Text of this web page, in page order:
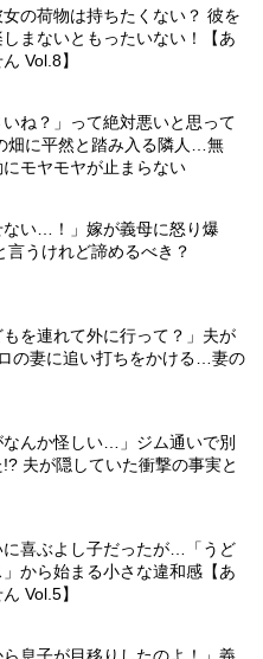
の荷物は持ちたくない？ 彼を
まないともったいない！【あ
Vol.8】
いね？」って絶対悪いと思って
畑に平然と踏み入る隣人…無
モヤモヤが止まらない
ない…！」嫁が義母に怒り爆
言うけれど諦めるべき？
もを連れて外に行って？」夫が
の妻に追い打ちをかける…妻の
なんか怪しい…」ジム通いで別
夫が隠していた衝撃の事実と
に喜ぶよし子だったが…「うど
から始まる小さな違和感【あ
Vol.5】